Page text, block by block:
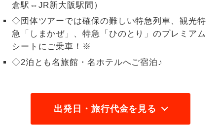
倉駅⇔JR新大阪駅間）
◇団体ツアーでは確保の難しい特急列車、観光特
急「しまかぜ」、特急「ひのとり」のプレミアム
シートにご乗車！※
◇2泊とも名旅館・名ホテルへご宿泊♪
出発日・旅行代金を見る
1名様催行
1名様から出発可能な個人型プランで
2名様催行
2名様から出発可能な個人型プランで
す。
おひとり様参
おひとり様限定でご参加いただけるコー
1名様1室同代
1名様1室利用でも追加料金がかからない
コースです。